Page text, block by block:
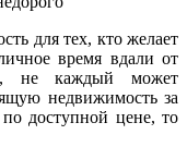
для тех, кто желает
время вдали от
не каждый может
недвижимость за
доступной цене, то